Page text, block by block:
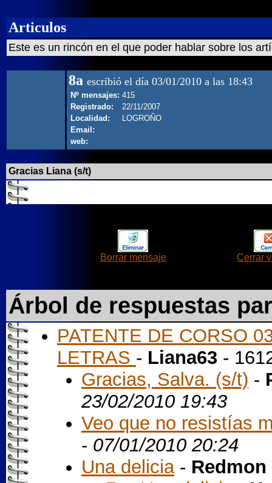
Articulos
Este es un rincón en el que poder hablar sobre los
8a escribió el día 03/01/2010 a las 18:43
Nº mensajes: 415
Registrado:
22/11/2007
Localidad:
LOGROÑO
Email:
web:
Gracias Liana (s/t)
Borrar mensaje Cerrar
Árbol de respuestas
PATENTE DE CORSO
LETRAS - Liana63 -
Gracias, Salva. (s/t) -
23/02/2010 19:43
Veo que no resistías
- 07/01/2010 20:24
Una delicia-